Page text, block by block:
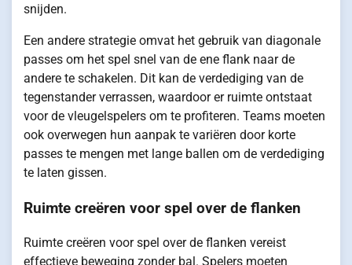
snijden.
Een andere strategie omvat het gebruik van diagonale
passes om het spel snel van de ene flank naar de
andere te schakelen. Dit kan de verdediging van de
tegenstander verrassen, waardoor er ruimte ontstaat
voor de vleugelspelers om te profiteren. Teams moeten
ook overwegen hun aanpak te variëren door korte
passes te mengen met lange ballen om de verdediging
te laten gissen.
Ruimte creëren voor spel over de flanken
Ruimte creëren voor spel over de flanken vereist
effectieve beweging zonder bal. Spelers moeten